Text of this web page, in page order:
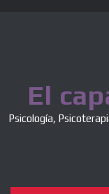
El
Psicología,